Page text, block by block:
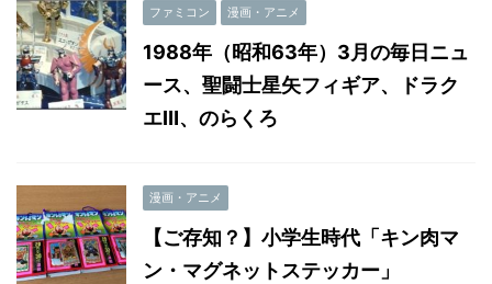
ファミコン 漫画・アニメ
1988年（昭和63年）3月の毎日ニュ
ース、聖闘士星矢フィギア、ドラク
エⅢ、のらくろ
漫画・アニメ
【ご存知？】小学生時代「キン肉マ
ン・マグネットステッカー」